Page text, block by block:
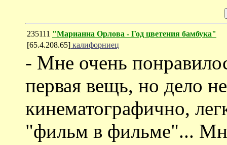
235111 "Марианна Орлова - Год цветения бамбука"
[65.4.208.65] калифорниец
- Мне очень
первая вещь, но дело
кинематографично,
"фильм в фильме"...